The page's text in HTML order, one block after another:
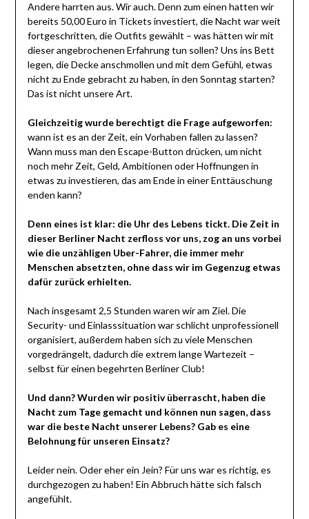
Andere harrten aus. Wir auch. Denn zum einen hatten wir
bereits 50,00 Euro in Tickets investiert, die Nacht war weit
fortgeschritten, die Outfits gewählt – was hätten wir mit
dieser angebrochenen Erfahrung tun sollen? Uns ins Bett
legen, die Decke anschmollen und mit dem Gefühl, etwas
nicht zu Ende gebracht zu haben, in den Sonntag starten?
Das ist nicht unsere Art.
Gleichzeitig wurde berechtigt die Frage aufgeworfen:
wann ist es an der Zeit, ein Vorhaben fallen zu lassen?
Wann muss man den Escape-Button drücken, um nicht
noch mehr Zeit, Geld, Ambitionen oder Hoffnungen in
etwas zu investieren, das am Ende in einer Enttäuschung
enden kann?
Denn eines ist klar: die Uhr des Lebens tickt. Die Zeit in
dieser Berliner Nacht zerfloss vor uns, zog an uns vorbei
wie die unzähligen Uber-Fahrer, die immer mehr
Menschen absetzten, ohne dass wir im Gegenzug etwas
dafür zurück erhielten.
Nach insgesamt 2,5 Stunden waren wir am Ziel. Die
Security- und Einlasssituation war schlicht unprofessionell
organisiert, außerdem haben sich zu viele Menschen
vorgedrängelt, dadurch die extrem lange Wartezeit –
selbst für einen begehrten Berliner Club!
Und dann? Wurden wir positiv überrascht, haben die
Nacht zum Tage gemacht und können nun sagen, dass
war die beste Nacht unserer Lebens? Gab es eine
Belohnung für unseren Einsatz?
Leider nein. Oder eher ein Jein? Für uns war es richtig, es
durchgezogen zu haben! Ein Abbruch hätte sich falsch
angefühlt.